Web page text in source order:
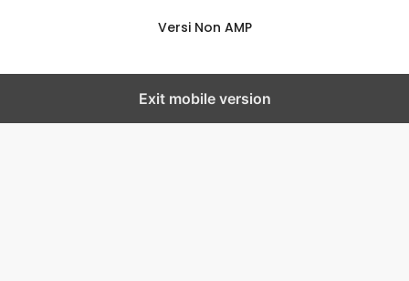
Versi Non AMP
Exit mobile version